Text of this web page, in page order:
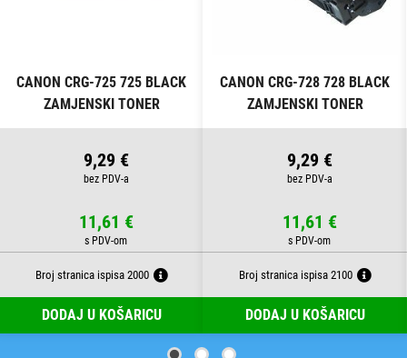
CANON CRG-725 725 BLACK
ZAMJENSKI TONER
9,29 €
11,61 €
Broj stranica ispisa 2000
DODAJ U KOŠARICU
CANON CRG-728 728 BLACK
ZAMJENSKI TONER
9,29 €
11,61 €
Broj stranica ispisa 2100
DODAJ U KOŠARICU